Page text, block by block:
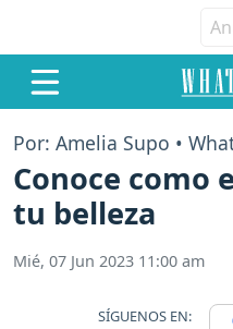
Por: Amelia Supo •
Conoce como
tu belleza
Mié, 07 Jun 2023 11:00 am
SÍGUENOS EN: